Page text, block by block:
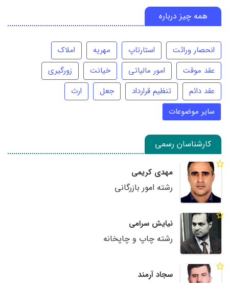
همه چیز درباره
انحصار وراثت استارتاپ مهریه
املاک
عقد موقت
امور مالیاتی خیانت
زورگیری
عقد دائم
تنظیم قرارداد جعل
ارث
سایر موضوعات
کارشناسان رسمی
مهدی کریمی
رشته امور بازرگانی
نیایش سرامی
رشته چاپ و چاپخانه
سجاد آرمند